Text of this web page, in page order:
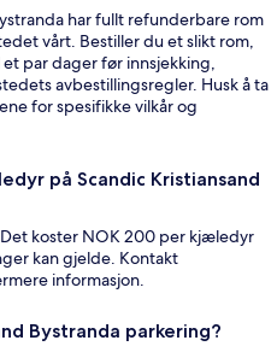
har fullt refunderbare rom
vårt. Bestiller du et slikt rom,
par dager før innsjekking,
avbestillingsregler. Husk å ta
for spesifikke vilkår og
på Scandic Kristiansand
koster NOK 200 per kjæledyr
kan gjelde. Kontakt
informasjon.
Bystranda parkering?